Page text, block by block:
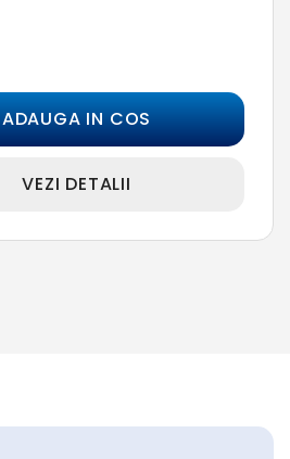
ADAUGA IN COS
VEZI DETALII